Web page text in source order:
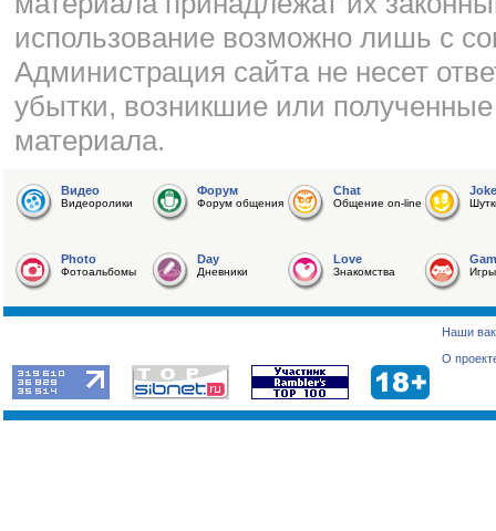
использование возможно лишь с
Администрация сайта не несет
убытки, возникшие или
материала.
Видео
Видеоролики
Форум
Форум общения
Chat
Общение on-line
Joke
Photo
Фотоальбомы
Day
Дневники
Love
Знакомства Игры
Наши
О